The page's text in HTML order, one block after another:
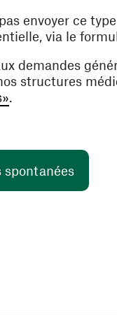
envoyer ce
via le
demandes
structures
.